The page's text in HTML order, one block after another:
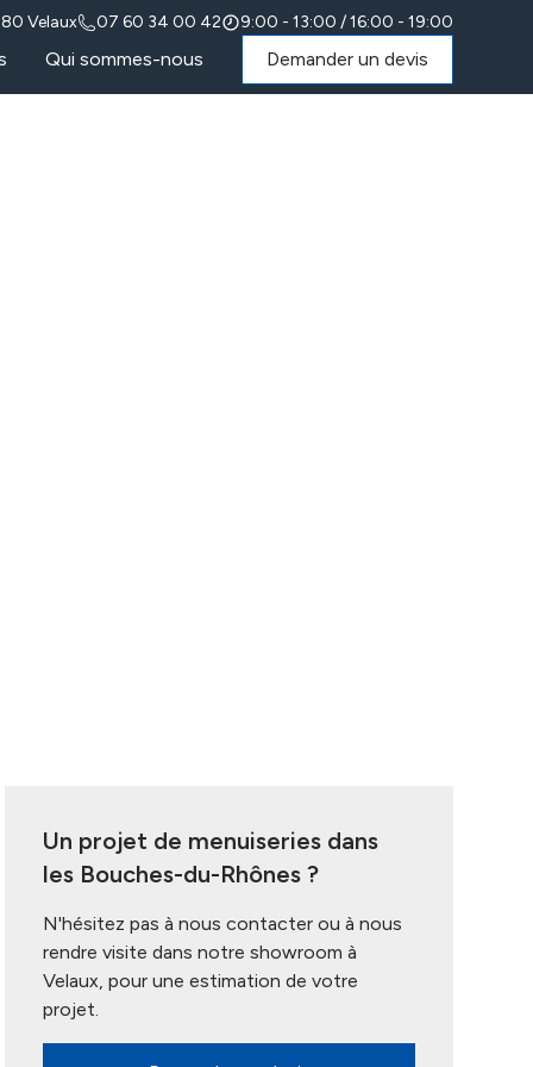
Velaux 07 60 34 00 42 9:00 - 13:00 / 16:00 - 19:00
Qui sommes-nous Demander un devis
Un projet de menuiseries dans
les Bouches-du-Rhônes ?
N'hésitez pas à nous contacter ou à nous
rendre visite dans notre showroom à
Velaux, pour une estimation de votre
projet.